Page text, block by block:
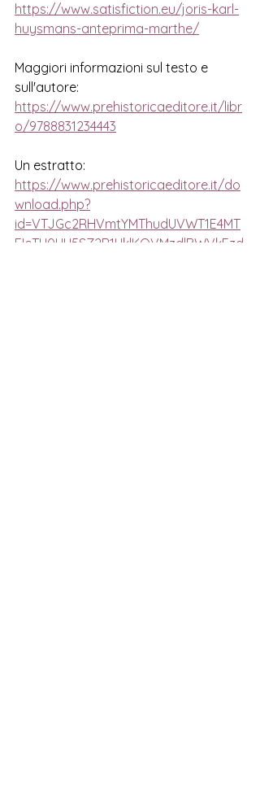
https://www.satisfiction.eu/joris-karl-
huysmans-anteprima-marthe/
Maggiori informazioni sul testo e
sull'autore:
https://www.prehistoricaeditore.it/libr
o/9788831234443
Un estratto:
https://www.prehistoricaeditore.it/do
wnload.php?
id=VTJGc2RHVmtYMThudUVWT1E4MT
FIcTU0UU5SZ2R1UklKOVMzdlBWVkFzd